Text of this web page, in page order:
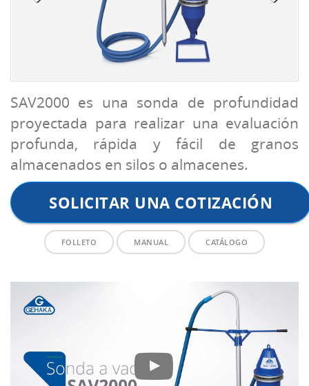
SAV2000 es una sonda de profundidad
proyectada para realizar una evaluación
profunda, rápida y fácil de granos
almacenados en silos o almacenes.
SOLICITAR UNA COTIZACIÓN
FOLLETO MANUAL CATÁLOGO